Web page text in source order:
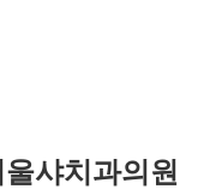
샤치과의원